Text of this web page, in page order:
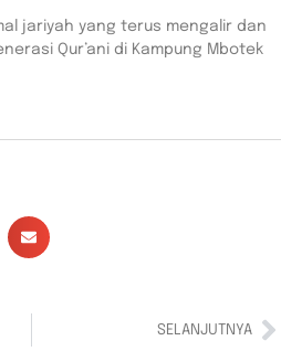
jariyah yang terus mengalir dan
Qur’ani di Kampung Mbotek
SELANJUTNYA